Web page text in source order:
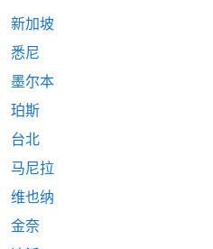
新加坡
悉尼
墨尔本
珀斯
台北
马尼拉
维也纳
金奈